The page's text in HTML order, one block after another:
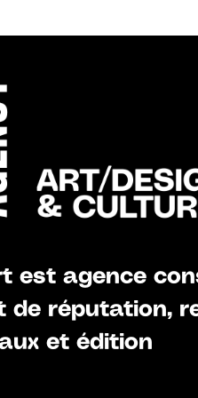
est agence
de réputation,
et édition